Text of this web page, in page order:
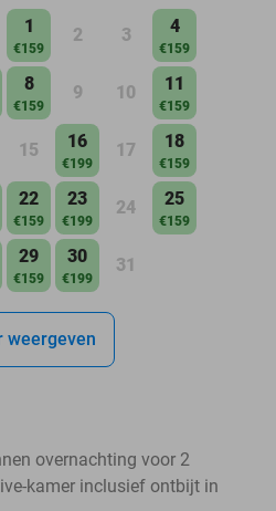
1
€159
2 3 4
€159
8
€159
9 10 11
€159
15 16
€199
17 18
€159
22
€159
23
€199
24 25
€159
29
€159
30
€199
31
weergeven
overnachting voor 2
kamer inclusief ontbijt in